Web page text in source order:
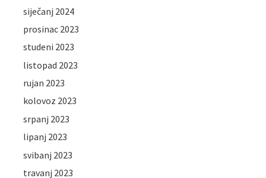
siječanj 2024
prosinac 2023
studeni 2023
listopad 2023
rujan 2023
kolovoz 2023
srpanj 2023
lipanj 2023
svibanj 2023
travanj 2023